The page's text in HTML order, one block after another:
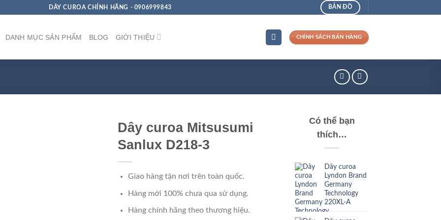
DÂY CUROA CHÍNH HÃNG - 0906999843 BẢN ĐỒ
DANH MỤC SẢN PHẨM BLOG GIỚI THIỆU CHÍNH SÁCH BÁN HÀNG
Dây curoa Mitsusumi
Sanlux D218-3
Giao hàng tận nơi trên toàn quốc.
Hàng mới 100% chưa qua sử dụng.
Hàng chính hãng theo thương hiệu.
Có thể bạn
thích…
Dây curoa
Lyndon Brand
Germany
Technology
220XL-A